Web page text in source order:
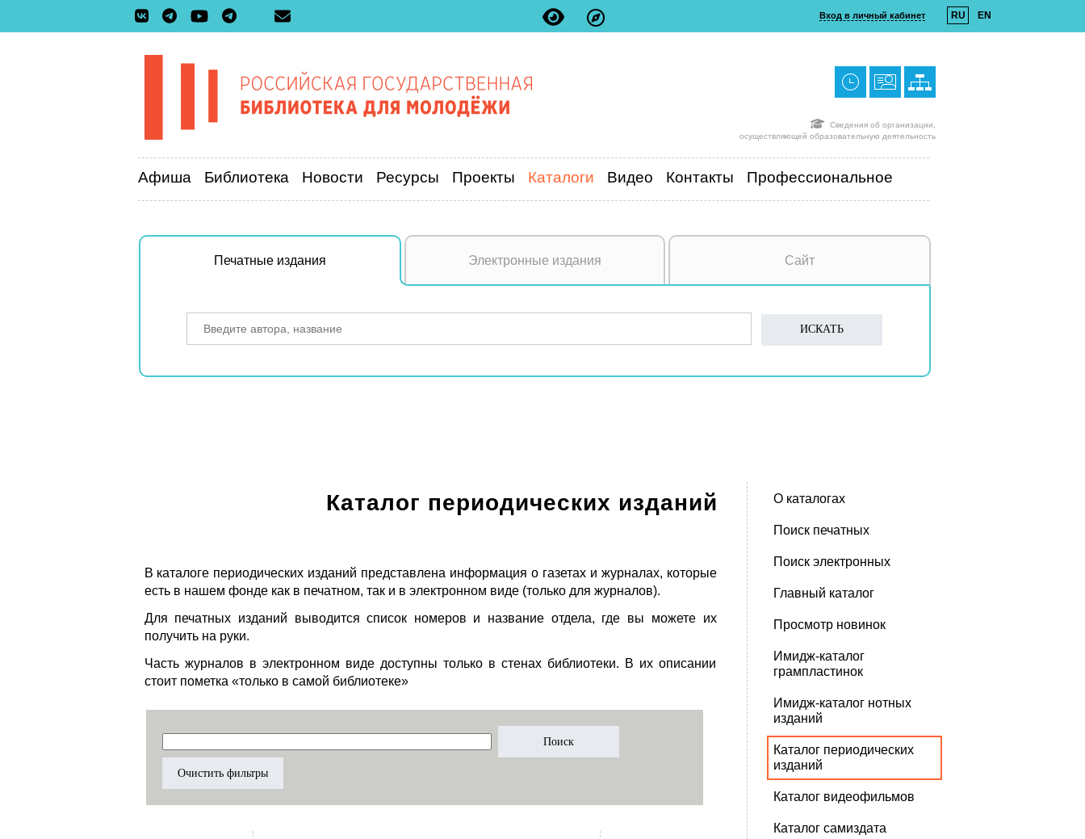
Вход в личный кабинет RU EN
Сведения об организации,
осуществляющей образовательную деятельность
Афиша Библиотека Новости Ресурсы Проекты Каталоги Видео Контакты Профессиональное
Печатные издания Электронные издания Сайт
Каталог периодических изданий
В каталоге периодических изданий представлена информация о газетах и журналах, которые
есть в нашем фонде как в печатном, так и в электронном виде (только для журналов).
Для печатных изданий выводится список номеров и название отдела, где вы можете их
получить на руки.
Часть журналов в электронном виде доступны только в стенах библиотеки. В их описании
стоит пометка «только в самой библиотеке»
О каталогах
Поиск печатных
Поиск электронных
Главный каталог
Просмотр новинок
Имидж-каталог
грампластинок
Имидж-каталог нотных
изданий
Каталог периодических
изданий
Каталог видеофильмов
Каталог самиздата